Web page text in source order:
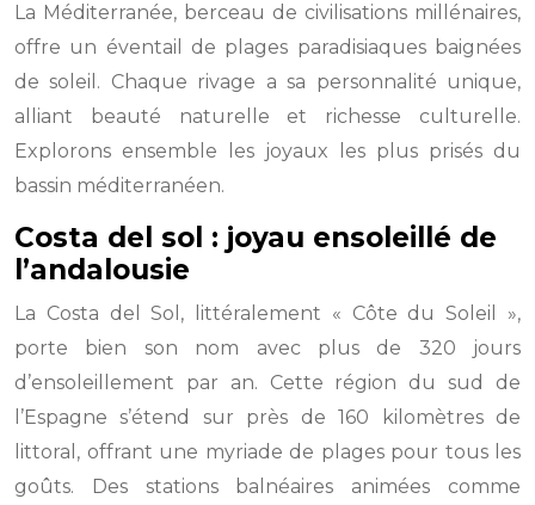
La Méditerranée, berceau de civilisations millénaires,
offre un éventail de plages paradisiaques baignées
de soleil. Chaque rivage a sa personnalité unique,
alliant beauté naturelle et richesse culturelle.
Explorons ensemble les joyaux les plus prisés du
bassin méditerranéen.
Costa del sol : joyau ensoleillé de
l’andalousie
La Costa del Sol, littéralement « Côte du Soleil »,
porte bien son nom avec plus de 320 jours
d’ensoleillement par an. Cette région du sud de
l’Espagne s’étend sur près de 160 kilomètres de
littoral, offrant une myriade de plages pour tous les
goûts. Des stations balnéaires animées comme